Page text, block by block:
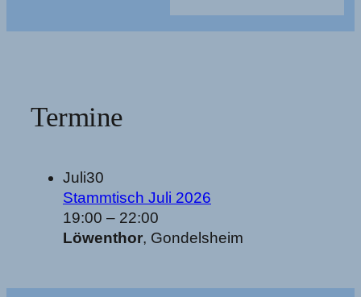
Termine
Juli30
Stammtisch Juli 2026
19:00 – 22:00
Löwenthor, Gondelsheim